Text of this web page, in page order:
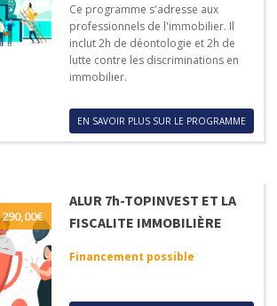
Ce programme s'adresse aux
professionnels de l'immobilier. Il
inclut 2h de déontologie et 2h de
lutte contre les discriminations en
immobilier.
EN SAVOIR PLUS SUR LE PROGRAMME
290,00€
ALUR 7h-TOPINVEST ET LA
FISCALITE IMMOBILIÈRE
Financement possible